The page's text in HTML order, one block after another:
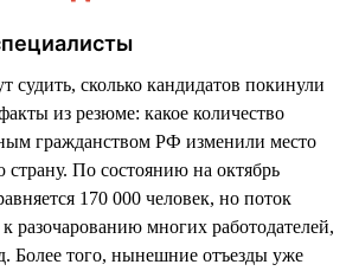
судить, сколько кандидатов покинули
из резюме: какое количество
гражданством РФ изменили место
страну. По состоянию на октябрь
170 000 человек, но поток
разочарованию многих работодателей,
Более того, нынешние отъезды уже